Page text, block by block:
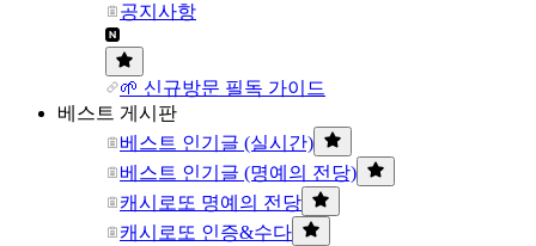
공지사항
🌱 신규방문 필독 가이드
베스트 게시판
베스트 인기글 (실시간)
베스트 인기글 (명예의 전당)
캐시로또 명예의 전당
캐시로또 인증&수다